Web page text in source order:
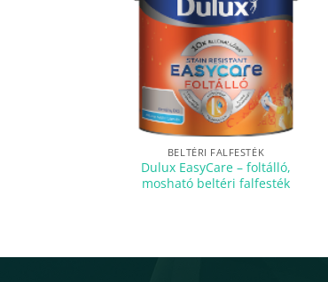
BELTÉRI FALFESTÉK
Dulux EasyCare – foltálló,
mosható beltéri falfesték